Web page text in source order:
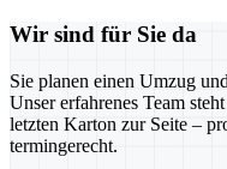
Wir sind für Sie da
Sie planen einen Umzug
Unser erfahrenes Team
letzten Karton zur Seite –
termingerecht.